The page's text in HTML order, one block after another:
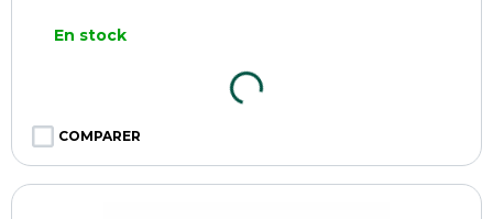
En stock
COMPARER